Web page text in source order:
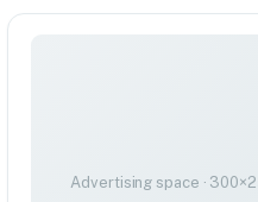
Advertising space ·